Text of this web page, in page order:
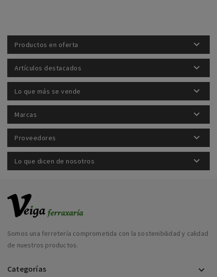
Productos en oferta 
Artículos destacados 
Lo que más se vende 
Marcas 
Proveedores 
Lo que dicen de nosotros 
Somos una ferretería comprometida con la sostenibilidad y calidad
de nuestros productos.
Categorías 